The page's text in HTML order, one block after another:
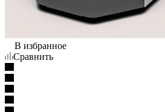
В избранное
Сравнить